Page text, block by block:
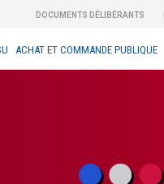
DOCUMENTS DÉLIBÉRANTS
ACHAT ET COMMANDE PUBLIQUE